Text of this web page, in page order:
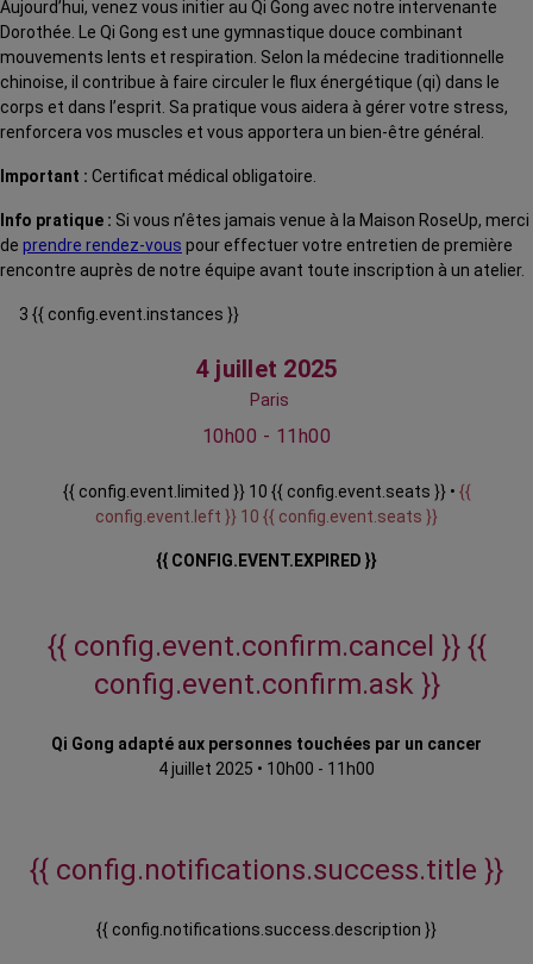
Aujourd’hui, venez vous initier au Qi Gong avec notre intervenante
Dorothée. Le Qi Gong est une gymnastique douce combinant
mouvements lents et respiration. Selon la médecine traditionnelle
chinoise, il contribue à faire circuler le flux énergétique (qi) dans le
corps et dans l’esprit. Sa pratique vous aidera à gérer votre stress,
renforcera vos muscles et vous apportera un bien-être général.
Important : Certificat médical obligatoire.
Info pratique : Si vous n’êtes jamais venue à la Maison RoseUp, merci
de prendre rendez-vous pour effectuer votre entretien de première
rencontre auprès de notre équipe avant toute inscription à un atelier.
3 {{ config.event.instances }}
4 juillet 2025
Paris
10h00 - 11h00
{{ config.event.limited }} 10 {{ config.event.seats }} • {{
config.event.left }} 10 {{ config.event.seats }}
{{ CONFIG.EVENT.EXPIRED }}
{{ config.event.confirm.cancel }} {{
config.event.confirm.ask }}
Qi Gong adapté aux personnes touchées par un cancer
4 juillet 2025 • 10h00 - 11h00
{{ config.notifications.success.title }}
{{ config.notifications.success.description }}